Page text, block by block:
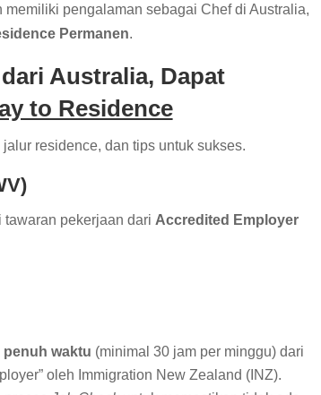
pengalaman sebagai Chef di Australia,
Permanen.
Australia, Dapat
to Residence
residence, dan tips untuk sukses.
pekerjaan dari Accredited Employer
penuh waktu (minimal 30 jam per minggu) dari
oleh Immigration New Zealand (INZ).